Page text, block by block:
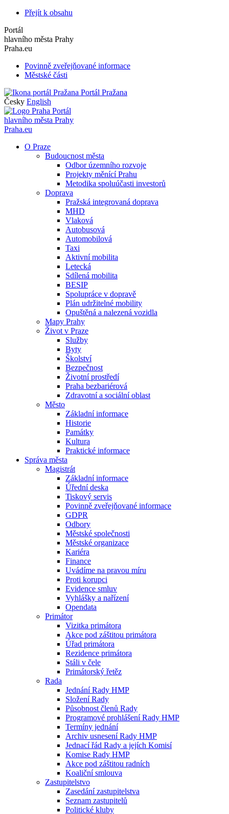
Přejít k obsahu
Portál
hlavního města Prahy
Praha.eu
Povinně zveřejňované informace
Městské části
Portál Pražana
Česky English
Portál
hlavního města Prahy
Praha.eu
O Praze
Budoucnost města
Odbor územního rozvoje
Projekty měnící Prahu
Metodika spoluúčasti investorů
Doprava
Pražská integrovaná doprava
MHD
Vlaková
Autobusová
Automobilová
Taxi
Aktivní mobilita
Letecká
Sdílená mobilita
BESIP
Spolupráce v dopravě
Plán udržitelné mobility
Opuštěná a nalezená vozidla
Mapy Prahy
Život v Praze
Služby
Byty
Školství
Bezpečnost
Životní prostředí
Praha bezbariérová
Zdravotní a sociální oblast
Město
Základní informace
Historie
Památky
Kultura
Praktické informace
Správa města
Magistrát
Základní informace
Úřední deska
Tiskový servis
Povinně zveřejňované informace
GDPR
Odbory
Městské společnosti
Městské organizace
Kariéra
Finance
Uvádíme na pravou míru
Proti korupci
Evidence smluv
Vyhlášky a nařízení
Opendata
Primátor
Vizitka primátora
Akce pod záštitou primátora
Úřad primátora
Rezidence primátora
Stáli v čele
Primátorský řetěz
Rada
Jednání Rady HMP
Složení Rady
Působnost členů Rady
Programové prohlášení Rady HMP
Termíny jednání
Archiv usnesení Rady HMP
Jednací řád Rady a jejích Komisí
Komise Rady HMP
Akce pod záštitou radních
Koaliční smlouva
Zastupitelstvo
Zasedání zastupitelstva
Seznam zastupitelů
Politické kluby